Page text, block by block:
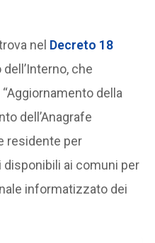
nel Decreto 18
che
della
dell’Anagrafe
residente per
disponibili ai comuni per
informatizzato dei